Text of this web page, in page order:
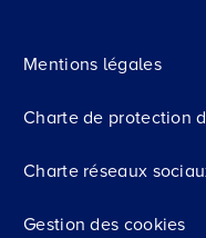
Mentions légales
Charte de protection
Charte réseaux
Gestion des cookies